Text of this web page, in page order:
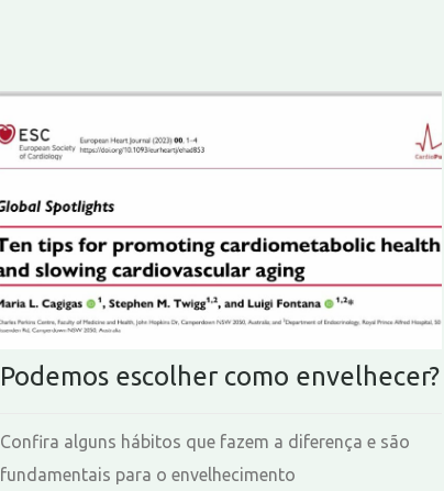
Podemos escolher como envelhecer?
Confira alguns hábitos que fazem a diferença e são
fundamentais para o envelhecimento